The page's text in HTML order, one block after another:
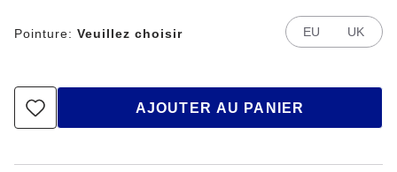
Pointure: Veuillez choisir EU UK
AJOUTER AU PANIER